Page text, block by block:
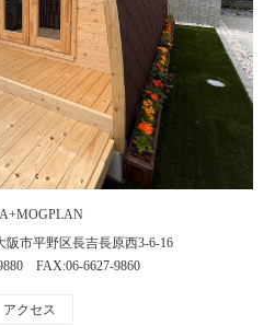
阪市平野区長吉長原西3-6-16
FAX:06-6627-9860
アクセス